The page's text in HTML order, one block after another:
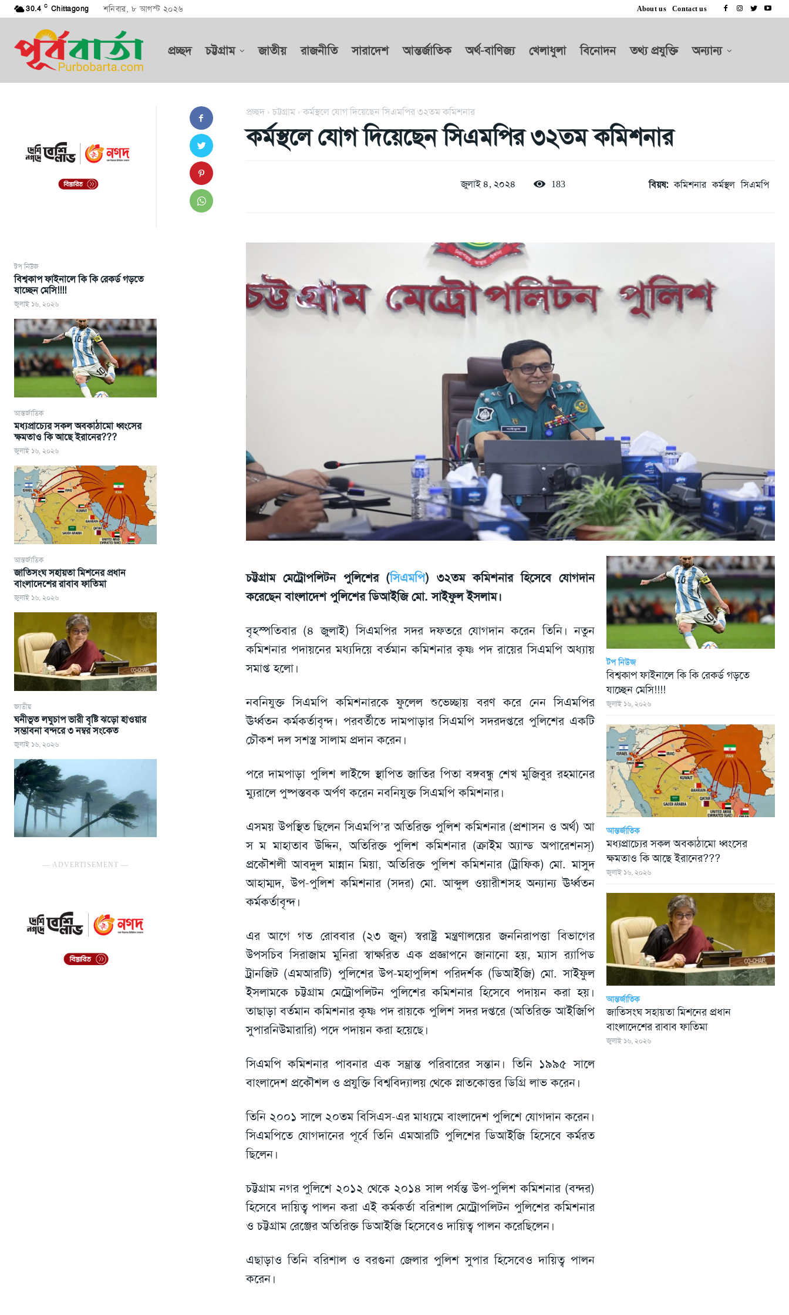
30.4 C Chittagong শনিবার, ৮ আগস্ট ২০২৬ About us Contact us
প্রচ্ছদ চট্টগ্রাম জাতীয় রাজনীতি সারাদেশ আন্তর্জাতিক অর্থ-বাণিজ্য খেলাধুলা বিনোদন তথ্য প্রযুক্তি অন্যান্য
টপ নিউজ
বিশ্বকাপ ফাইনালে কি কি রেকর্ড গড়তে
যাচ্ছেন মেসি!!!!
জুলাই ১৬, ২০২৬
আন্তর্জাতিক
মধ্যপ্রাচ্যের সকল অবকাঠামো ধ্বংসের
ক্ষমতাও কি আছে ইরানের???
জুলাই ১৬, ২০২৬
আন্তর্জাতিক
জাতিসংঘ সহায়তা মিশনের প্রধান
বাংলাদেশের রাবাব ফাতিমা
জুলাই ১৬, ২০২৬
জাতীয়
ঘনীভূত লঘুচাপ ভারী বৃষ্টি ঝড়ো হাওয়ার
সম্ভাবনা বন্দরে ৩ নম্বর সংকেত
জুলাই ১৬, ২০২৬
― ADVERTISEMENT ―
প্রচ্ছদ চট্টগ্রাম কর্মস্থলে যোগ দিয়েছেন সিএমপির ৩২তম কমিশনার
কর্মস্থলে যোগ দিয়েছেন সিএমপির ৩২তম কমিশনার
জুলাই ৪, ২০২৪ 183 বিয়ষ: কমিশনার কর্মস্থল সিএমপি
চট্টগ্রাম মেট্রোপলিটন পুলিশের (সিএমপি) ৩২তম কমিশনার হিসেবে যোগদান
করেছেন বাংলাদেশ পুলিশের ডিআইজি মো. সাইফুল ইসলাম।
বৃহস্পতিবার (৪ জুলাই) সিএমপির সদর দফতরে যোগদান করেন তিনি। নতুন
কমিশনার পদায়নের মধ্যদিয়ে বর্তমান কমিশনার কৃষ্ণ পদ রায়ের সিএমপি অধ্যায়
সমাপ্ত হলো।
নবনিযুক্ত সিএমপি কমিশনারকে ফুলেল শুভেচ্ছায় বরণ করে নেন সিএমপির
ঊর্ধ্বতন কর্মকর্তাবৃন্দ। পরবর্তীতে দামপাড়ার সিএমপি সদরদপ্তরে পুলিশের একটি
চৌকশ দল সশস্ত্র সালাম প্রদান করেন।
পরে দামপাড়া পুলিশ লাইন্সে স্থাপিত জাতির পিতা বঙ্গবন্ধু শেখ মুজিবুর রহমানের
ম্যুরালে পুষ্পস্তবক অর্পণ করেন নবনিযুক্ত সিএমপি কমিশনার।
এসময় উপস্থিত ছিলেন সিএমপি’র অতিরিক্ত পুলিশ কমিশনার (প্রশাসন ও অর্থ) আ
স ম মাহাতাব উদ্দিন, অতিরিক্ত পুলিশ কমিশনার (ক্রাইম অ্যান্ড অপারেশনস্)
প্রকৌশলী আবদুল মান্নান মিয়া, অতিরিক্ত পুলিশ কমিশনার (ট্রাফিক) মো. মাসুদ
আহাম্মদ, উপ-পুলিশ কমিশনার (সদর) মো. আব্দুল ওয়ারীশসহ অন্যান্য ঊর্ধ্বতন
কর্মকর্তাবৃন্দ।
এর আগে গত রোববার (২৩ জুন) স্বরাষ্ট্র মন্ত্রণালয়ের জননিরাপত্তা বিভাগের
উপসচিব সিরাজাম মুনিরা স্বাক্ষরিত এক প্রজ্ঞাপনে জানানো হয়, ম্যাস র‌্যাপিড
ট্রানজিট (এমআরটি) পুলিশের উপ-মহাপুলিশ পরিদর্শক (ডিআইজি) মো. সাইফুল
ইসলামকে চট্টগ্রাম মেট্রোপলিটন পুলিশের কমিশনার হিসেবে পদায়ন করা হয়।
তাছাড়া বর্তমান কমিশনার কৃষ্ণ পদ রায়কে পুলিশ সদর দপ্তরে (অতিরিক্ত আইজিপি
সুপারনিউমারারি) পদে পদায়ন করা হয়েছে।
সিএমপি কমিশনার পাবনার এক সম্ভ্রান্ত পরিবারের সন্তান। তিনি ১৯৯৫ সালে
বাংলাদেশ প্রকৌশল ও প্রযুক্তি বিশ্ববিদ্যালয় থেকে স্নাতকোত্তর ডিগ্রি লাভ করেন।
তিনি ২০০১ সালে ২০তম বিসিএস-এর মাধ্যমে বাংলাদেশ পুলিশে যোগদান করেন।
সিএমপিতে যোগদানের পূর্বে তিনি এমআরটি পুলিশের ডিআইজি হিসেবে কর্মরত
ছিলেন।
চট্টগ্রাম নগর পুলিশে ২০১২ থেকে ২০১৪ সাল পর্যন্ত উপ-পুলিশ কমিশনার (বন্দর)
হিসেবে দায়িত্ব পালন করা এই কর্মকর্তা বরিশাল মেট্রোপলিটন পুলিশের কমিশনার
ও চট্টগ্রাম রেঞ্জের অতিরিক্ত ডিআইজি হিসেবেও দায়িত্ব পালন করেছিলেন।
এছাড়াও তিনি বরিশাল ও বরগুনা জেলার পুলিশ সুপার হিসেবেও দায়িত্ব পালন
করেন।
টপ নিউজ
বিশ্বকাপ ফাইনালে কি কি রেকর্ড গড়তে
যাচ্ছেন মেসি!!!!
জুলাই ১৬, ২০২৬
আন্তর্জাতিক
মধ্যপ্রাচ্যের সকল অবকাঠামো ধ্বংসের
ক্ষমতাও কি আছে ইরানের???
জুলাই ১৬, ২০২৬
আন্তর্জাতিক
জাতিসংঘ সহায়তা মিশনের প্রধান
বাংলাদেশের রাবাব ফাতিমা
জুলাই ১৬, ২০২৬